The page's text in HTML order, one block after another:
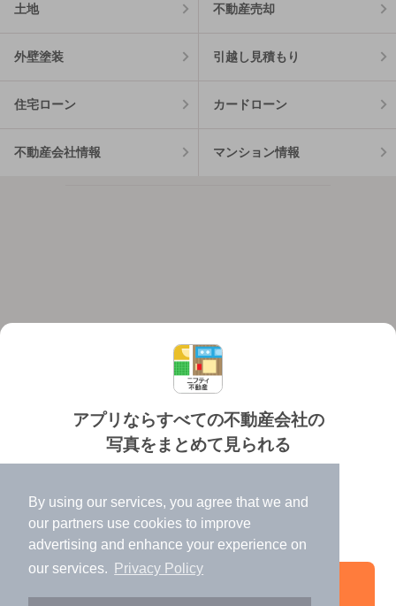
By using our services, you agree that we and
our partners use cookies to improve
advertising and enhance your experience on
our services.
Privacy Policy
アプリならすべての不動産会社の
写真をまとめて見られる
✔️
高速表示で似た物件も見つけやすい
✔️
便利な通知機能も充実
土地 不動産売却
外壁塗装 引越し見積もり
住宅ローン カードローン
不動産会社情報 マンション情報
個人情報保護ポリシー 利用規約
©NIFTY Lifestyle Co., Ltd.